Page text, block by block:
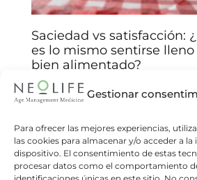
Gestionar
Para ofrecer las mejores experiencias,
las cookies para almacenar y/o acceder a
dispositivo. El consentimiento de estas
procesar datos como el comportamiento
Saciedad vs satisfacción:
es lo mismo sentirse
bien alimentado?
Arantxa Jiménez
detrás de sus decisiones
su relación con la comida.
creemos que comer hasta